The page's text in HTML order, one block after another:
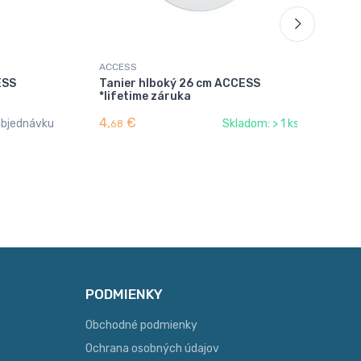
ACCESS
Tanier hlboký 26 cm ACCESS
*lifetime záruka
4,68 € Skladom: > 1 ks
PODMIENKY
Obchodné podmienky
Ochrana osobných údajov